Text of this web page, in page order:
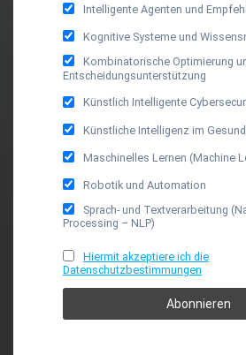
Intelligente Agenten und
Kognitive Systeme und
Kombinatorische Optimierung
Entscheidungsunterstützung
Künstlich Intelligente
Künstliche Intelligenz im
Maschinelles Lernen (Machine
Robotik und Automation
Sprach- und Textverarbeitung
Processing – NLP)
Hiermit akzeptiere ich die
Datenschutzbestimmungen